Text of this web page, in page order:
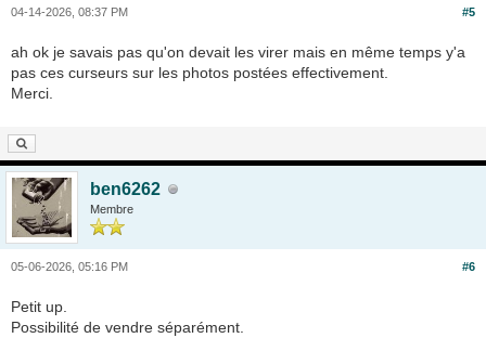
#5
04-14-2026, 08:37 PM
ah ok je savais pas qu'on devait les virer mais en même temps y'a
pas ces curseurs sur les photos postées effectivement.
Merci.
ben6262
Membre
#6
05-06-2026, 05:16 PM
Petit up.
Possibilité de vendre séparément.